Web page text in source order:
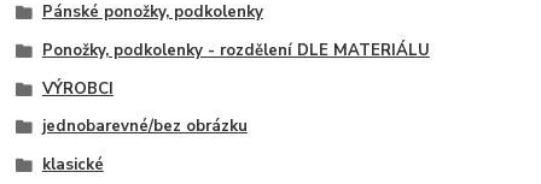
Pánské ponožky, podkolenky
Ponožky, podkolenky - rozdělení DLE MATERIÁLU
VÝROBCI
jednobarevné/bez obrázku
klasické